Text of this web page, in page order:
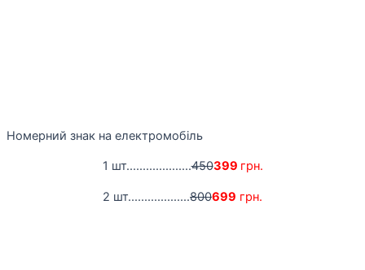
Номерний знак на електромобіль
1 шт....................450399 грн.
2 шт...................800699 грн.